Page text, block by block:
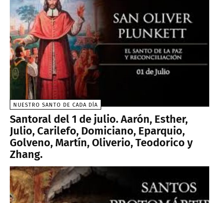
NUESTRO SANTO DE CADA DÍA
Santoral del 1 de julio. Aarón, Esther,
Julio, Carilefo, Domiciano, Eparquio,
Golveno, Martín, Oliverio, Teodorico y
Zhang.